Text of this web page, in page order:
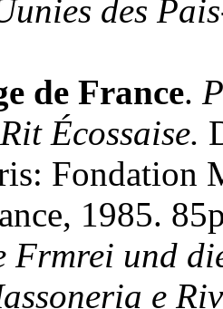
des
de France.
Écossaise.
Fondation
1985.
Frmrei und
e